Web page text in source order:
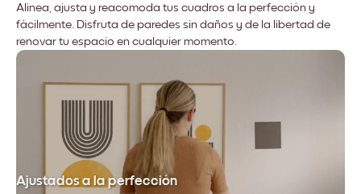
Alinea, ajusta y reacomoda tus cuadros a la perfección y
fácilmente. Disfruta de paredes sin daños y de la libertad de
renovar tu espacio en cualquier momento.
Ajustados a la perfección